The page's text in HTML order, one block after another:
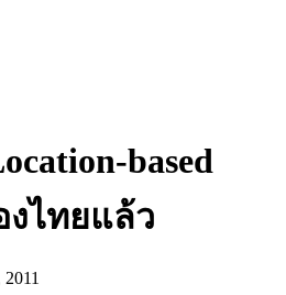
based
งไทยแล้ว